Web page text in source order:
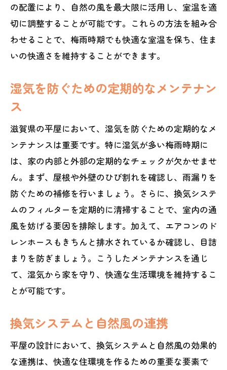
の配置により、自然の風を最大限に活用し、室温を適
切に調整することが可能です。これらの方法を組み合
わせることで、梅雨時期でも快適な室温を保ち、住ま
いの快適さを維持することができます。
湿気を防ぐための定期的なメンテナン
ス
滋賀県の平屋において、湿気を防ぐための定期的なメ
ンテナンスは重要です。特に湿気が多い梅雨時期に
は、家の内部と外部の定期的なチェックが欠かせませ
ん。まず、屋根や外壁のひび割れを確認し、雨漏りを
防ぐための補修を行いましょう。さらに、換気システ
ムのフィルターを定期的に清掃することで、室内の通
風を妨げる要因を排除します。加えて、エアコンのド
レンホースもきちんと排水されているか確認し、目詰
まりを防ぎましょう。こうしたメンテナンスを通じ
て、湿気から家を守り、快適な生活環境を維持するこ
とが可能です。
換気システムと自然風の連携
平屋の設計において、換気システムと自然風の効果的
な連携は、快適な住環境を作るための重要な要素で